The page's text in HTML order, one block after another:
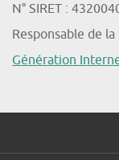
N° SIRET :
Responsable de
Génération